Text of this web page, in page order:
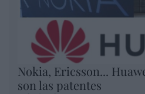
Nokia, Ericsson...
son las patentes